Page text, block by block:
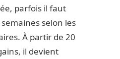
parfois il faut
selon les
À partir de 20
il devient